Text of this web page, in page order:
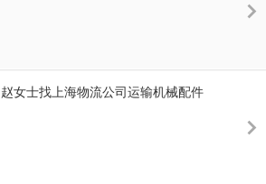
赵女士找上海物流公司运输机械配件